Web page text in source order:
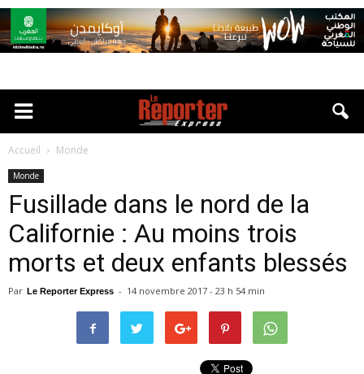
Accueil Monde
Monde
Fusillade dans le nord de la
Californie : Au moins trois
morts et deux enfants blessés
Par Le Reporter Express - 14 novembre 2017 - 23 h 54 min